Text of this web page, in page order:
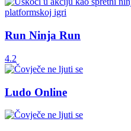
Run Ninja Run
4.2
Ludo Online